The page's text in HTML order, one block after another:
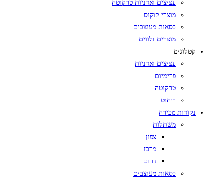
עציצים ואדניות טרקוטה
מוצרי קוקוס
כסאות מעוצבים
מוצרים נלווים
קטלוגים
עציצים ואדניות
פרימיום
טרקוטה
ריהוט
נקודות מכירה
משתלות
צפון
מרכז
דרום
כסאות מעוצבים